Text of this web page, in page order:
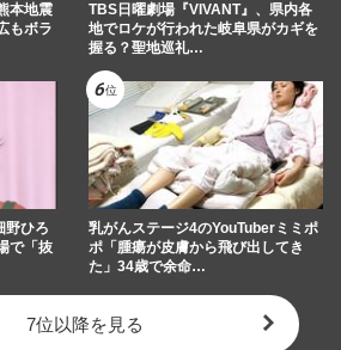
本地震
もボラ
TBS日曜劇場『VIVANT』、県内各
地でロケが行われた岐阜県がカギを
握る？聖地巡礼…
野ひろ
で「抜
乳がんステージ4のYouTuberミミポ
ポ「腫瘍が皮膚から飛び出してき
た」34歳で余命…
7位以降を見る